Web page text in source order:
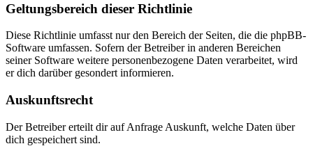
Geltungsbereich dieser Richtlinie
Diese Richtlinie umfasst nur den Bereich der Seiten, die die phpBB-
Software umfassen. Sofern der Betreiber in anderen Bereichen
seiner Software weitere personenbezogene Daten verarbeitet, wird
er dich darüber gesondert informieren.
Auskunftsrecht
Der Betreiber erteilt dir auf Anfrage Auskunft, welche Daten über
dich gespeichert sind.